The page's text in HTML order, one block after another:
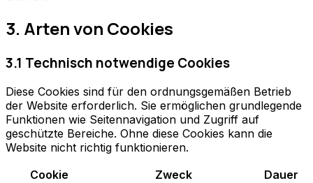
3. Arten von Cookies
3.1 Technisch notwendige Cookies
Diese Cookies sind für den ordnungsgemäßen Betrieb
der Website erforderlich. Sie ermöglichen grundlegende
Funktionen wie Seitennavigation und Zugriff auf
geschützte Bereiche. Ohne diese Cookies kann die
Website nicht richtig funktionieren.
Cookie
Zweck
Dauer